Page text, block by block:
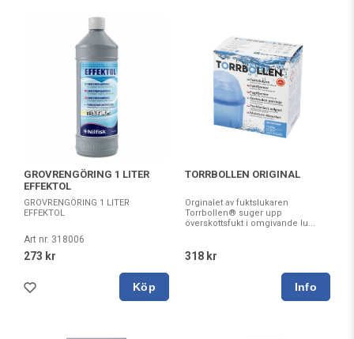
GROVRENGÖRING 1 LITER
EFFEKTOL
GROVRENGÖRING 1 LITER
EFFEKTOL
Art nr. 318006
273 kr
Köp
TORRBOLLEN ORIGINAL
Orginalet av fuktslukaren
Torrbollen® suger upp
överskottsfukt i omgivande lu...
318 kr